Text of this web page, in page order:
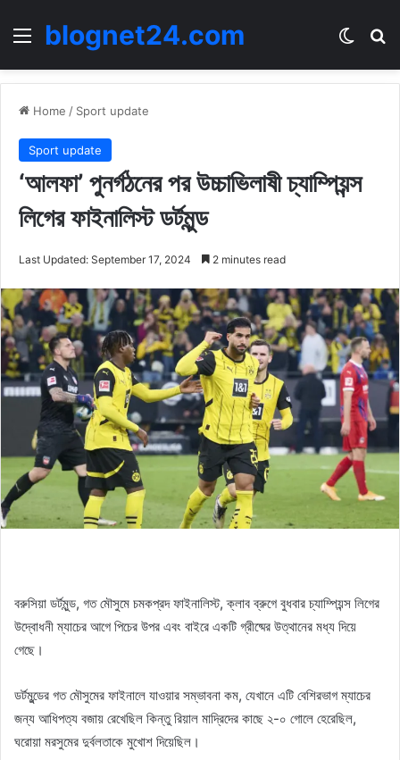
Menublognet24.com
Home / Sport update
Sport update
‘আলফা’ পুনর্গঠনের পর উচ্চাভিলাষী চ্যাম্পিয়ন্স
লিগের ফাইনালিস্ট ডর্টমুন্ড
Last Updated: September 17, 2024 2 minutes read
বরুসিয়া ডর্টমুন্ড, গত মৌসুমে চমকপ্রদ ফাইনালিস্ট, ক্লাব ব্রুগে বুধবার চ্যাম্পিয়ন্স লিগের
উদ্বোধনী ম্যাচের আগে পিচের উপর এবং বাইরে একটি গ্রীষ্মের উত্থানের মধ্য দিয়ে
গেছে।
ডর্টমুন্ডের গত মৌসুমের ফাইনালে যাওয়ার সম্ভাবনা কম, যেখানে এটি বেশিরভাগ ম্যাচের
জন্য আধিপত্য বজায় রেখেছিল কিন্তু রিয়াল মাদ্রিদের কাছে ২-০ গোলে হেরেছিল,
ঘরোয়া মরসুমের দুর্বলতাকে মুখোশ দিয়েছিল।